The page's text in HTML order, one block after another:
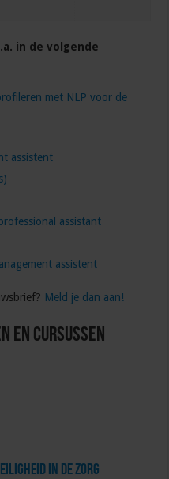
in de volgende
met NLP voor de
assistent
assistant
assistent
Meld je dan aan!
en Cursussen
in de zorg